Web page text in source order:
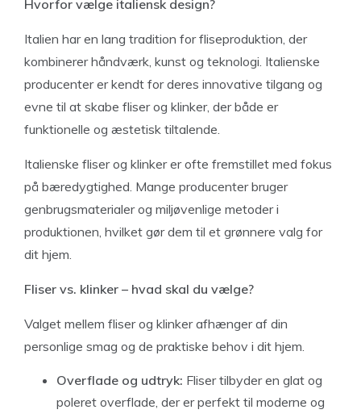
Hvorfor vælge italiensk design?
Italien har en lang tradition for fliseproduktion, der
kombinerer håndværk, kunst og teknologi. Italienske
producenter er kendt for deres innovative tilgang og
evne til at skabe fliser og klinker, der både er
funktionelle og æstetisk tiltalende.
Italienske fliser og klinker er ofte fremstillet med fokus
på bæredygtighed. Mange producenter bruger
genbrugsmaterialer og miljøvenlige metoder i
produktionen, hvilket gør dem til et grønnere valg for
dit hjem.
Fliser vs. klinker – hvad skal du vælge?
Valget mellem fliser og klinker afhænger af din
personlige smag og de praktiske behov i dit hjem.
Overflade og udtryk: Fliser tilbyder en glat og
poleret overflade, der er perfekt til moderne og